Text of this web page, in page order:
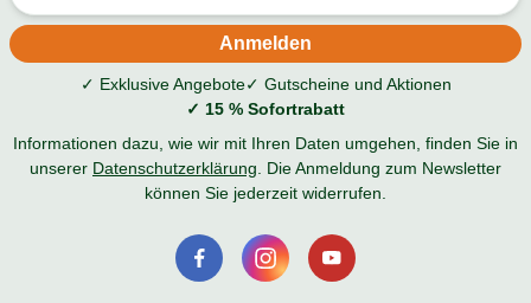
✓ Exklusive Angebote✓ Gutscheine und Aktionen
✓ 15 % Sofortrabatt
Informationen dazu, wie wir mit Ihren Daten umgehen, finden Sie in
unserer Datenschutzerklärung. Die Anmeldung zum Newsletter
können Sie jederzeit widerrufen.